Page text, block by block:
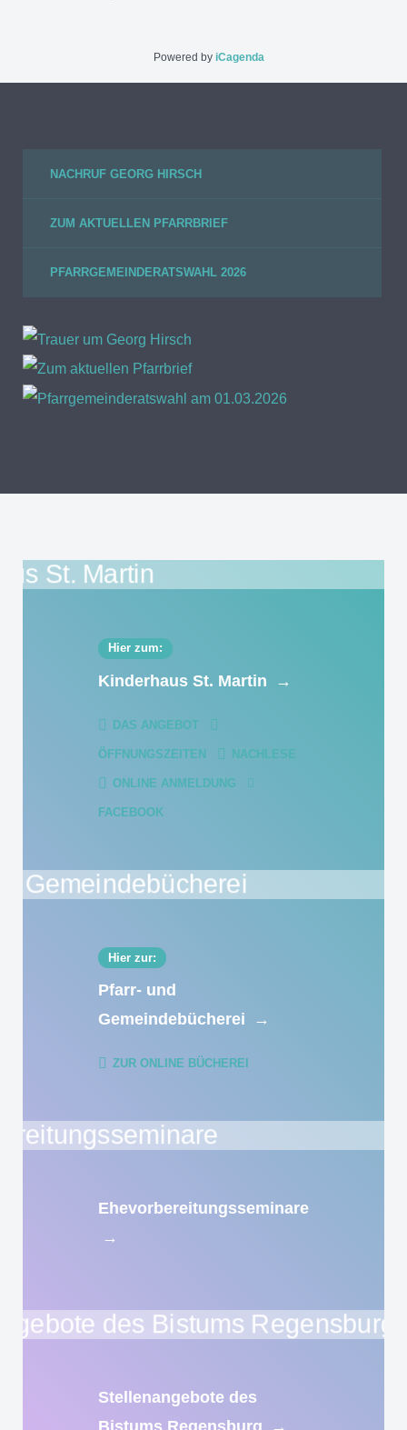
Powered by iCagenda
NACHRUF GEORG HIRSCH
ZUM AKTUELLEN PFARRBRIEF
PFARRGEMEINDERATSWAHL 2026
Hier zum:
Kinderhaus St. Martin →
DAS ANGEBOT
ÖFFNUNGSZEITEN NACHLESE
ONLINE ANMELDUNG
FACEBOOK
Hier zur:
Pfarr- und
Gemeindebücherei
→
ZUR ONLINE BÜCHEREI
Ehevorbereitungsseminare
→
Stellenangebote des